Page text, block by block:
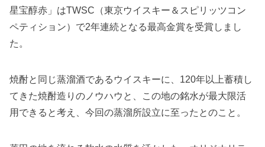
星宝醇赤」はTWSC（東京ウイスキー＆スピリッツコン
ペティション）で2年連続となる最高金賞を受賞しまし
た。
焼酎と同じ蒸溜酒であるウイスキーに、120年以上蓄積し
てきた焼酎造りのノウハウと、この地の銘水が最大限活
用できると考え、今回の蒸溜所設立に至ったとのこと。